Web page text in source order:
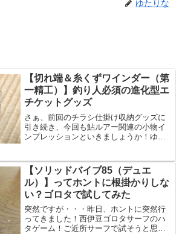
ゆたりな
【切れ端＆糸くずワインダー（第
一精工）】釣り人必須の進化型エ
チケットグッズ
さぁ、前回のチラシ仕掛け収納グッズに
引き続き、今回も鮎ルアー関連の小物イ
ンプレッションといきましょうか！ゆた
ーんて言われそうだが・・・この不肖ゆ
たりな、稚拙ながら釣りブロ...
【ソリッドバイブ85（デュエ
ル）】ってホントに根掛かりしな
い？ゴロタで試してみた
突然ですが・・・昨日、ホントに突然行
ってきました！西伊豆ゴロタサーフのハ
タゲーム！ご近所サーフで試そうと思っ